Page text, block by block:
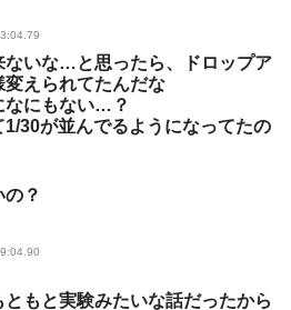
ないな…と思ったら、ドロップア
えられてたんだな
なにもない…？
30が並んでるようになってたの
？
もと実験みたいな話だったから